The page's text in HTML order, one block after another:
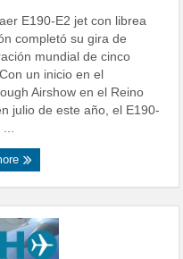
E190-E2 jet con librea
completó su gira de
mundial de cinco
un inicio en el
Airshow en el Reino
julio de este año, el E190-
...